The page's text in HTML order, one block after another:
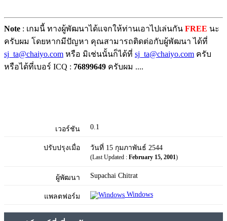
Note : เกมนี้ ทางผู้พัฒนาได้แจกให้ท่านเอาไปเล่นกัน FREE นะ
ครับผม โดยหากมีปัญหา คุณสามารถติดต่อกับผู้พัฒนา ได้ที่
sj_ta@chaiyo.com หรือ มิเช่นนั้นก็ได้ที่ sj_ta@chaiyo.com ครับ
หรือได้ที่เบอร์ ICQ : 76899649 ครับผม ....
เวอร์ชัน 0.1
ปรับปรุงเมื่อ วันที่ 15 กุมภาพันธ์ 2544
(Last Updated : February 15, 2001)
ผู้พัฒนา Supachai Chitrat
แพลตฟอร์ม Windows